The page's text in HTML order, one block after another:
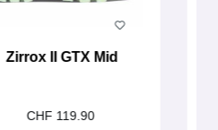
Zirrox II GTX Mid
CHF 119.90